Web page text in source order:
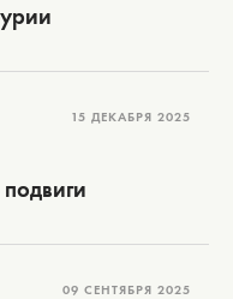
15 ДЕКАБРЯ 2025
09 СЕНТЯБРЯ 2025